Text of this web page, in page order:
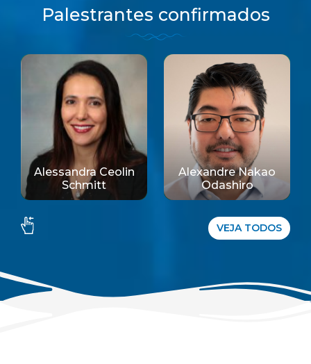
Palestrantes confirmados
Alessandra Ceolin
Schmitt
Alexandre Nakao
Odashiro
VEJA TODOS